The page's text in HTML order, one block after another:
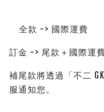
全款 -> 國際運費
訂金 -> 尾款＋國際運
補尾款將透過「不二
服通知您。